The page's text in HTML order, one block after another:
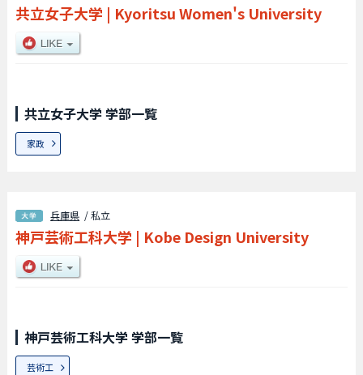
共立女子大学 | Kyoritsu Women's University
共立女子大学 学部一覧
家政
兵庫県 / 私立
神戸芸術工科大学 | Kobe Design University
神戸芸術工科大学 学部一覧
芸術工